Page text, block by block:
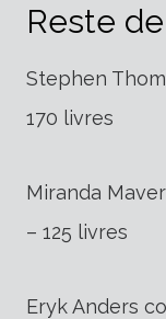
Reste
Stephen
170 livres
Miranda
– 125 livres
Eryk Anders